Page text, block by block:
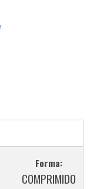
Forma:
COMPRIMIDO